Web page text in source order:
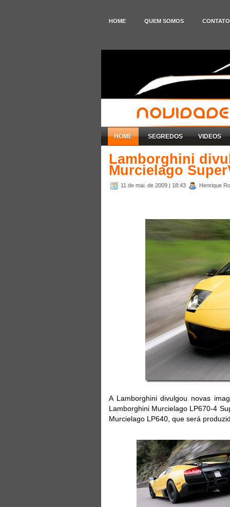
HOME QUEM SOMOS CONTATO
HOME SEGREDOS VIDEOS
Lamborghini
Murcielago
11 de mai. de 2009 | 18:43 Henrique
A Lamborghini divulgou novas
Lamborghini Murcielago LP670-4
Murcielago LP640, que será